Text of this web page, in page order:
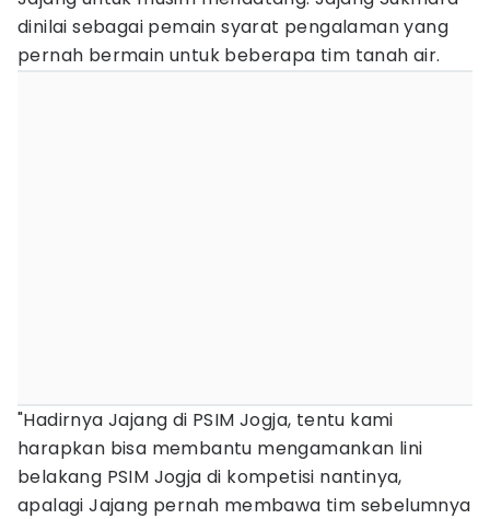
dinilai sebagai pemain syarat pengalaman yang
pernah bermain untuk beberapa tim tanah air.
"Hadirnya Jajang di PSIM Jogja, tentu kami
harapkan bisa membantu mengamankan lini
belakang PSIM Jogja di kompetisi nantinya,
apalagi Jajang pernah membawa tim sebelumnya